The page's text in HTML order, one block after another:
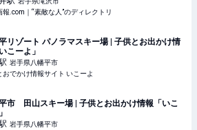
報.com｜“素敵な人”のディレクトリ
リゾート パノラマスキー場 | 子供とお出かけ情
こーよ」
岩手県八幡平市
おでかけ情報サイト いこーよ
市 田山スキー場 | 子供とお出かけ情報「いこ
岩手県八幡平市